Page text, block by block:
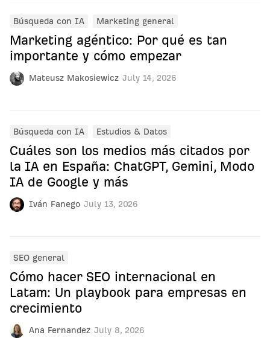
Mateusz Makosiewicz July 14, 2026
Búsqueda con IA Marketing general
Marketing agéntico: Por qué es tan
importante y cómo empezar
Iván Fanego July 13, 2026
Búsqueda con IA Estudios & Datos
Cuáles son los medios más citados por
la IA en España: ChatGPT, Gemini, Modo
IA de Google y más
Ana Fernandez July 8, 2026
SEO general
Cómo hacer SEO internacional en
Latam: Un playbook para empresas en
crecimiento